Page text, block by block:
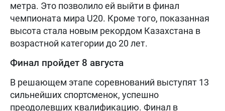
метра. Это позволило ей выйти в финал
чемпионата мира U20. Кроме того, показанная
высота стала новым рекордом Казахстана в
возрастной категории до 20 лет.
Финал пройдет 8 августа
В решающем этапе соревнований выступят 13
сильнейших спортсменок, успешно
преодолевших квалификацию. Финал в